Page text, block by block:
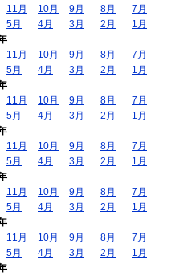
11月 10月 9月 8月
7月
5月 4月 3月 2月
1月
11月 10月 9月 8月
7月
5月 4月 3月 2月
1月
11月 10月 9月 8月
7月
5月 4月 3月 2月
1月
11月 10月 9月 8月
7月
5月 4月 3月 2月
1月
11月 10月 9月 8月
7月
5月 4月 3月 2月
1月
11月 10月 9月 8月
7月
5月 4月 3月 2月
1月